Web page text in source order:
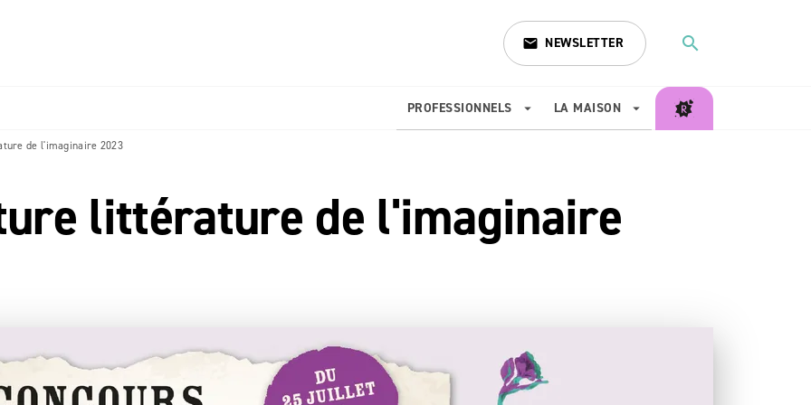
email NEWSLETTER search
PROFESSIONNELS arrow_drop_down LA MAISON arrow_drop_down
search
de l'imaginaire 2023
littérature de l'imaginaire